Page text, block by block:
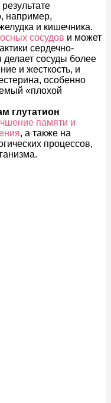
например,
и кишечника.
сосудов и может
сердечно-
сосуды более
и жесткость, и
особенно
«плохой
глутатион
памяти и
, а также на
процессов,